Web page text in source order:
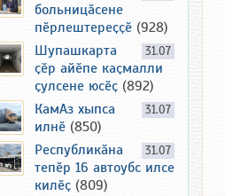
больницӑсене
пӗрлештереҫҫӗ (928)
31.07
Шупашкарта
ҫӗр айӗпе каҫмалли
ҫулсене юсӗҫ (892)
31.07
КамАз хыпса
илнӗ (850)
31.07
Республикӑна
тепӗр 16 автоубс илсе
килӗҫ (809)